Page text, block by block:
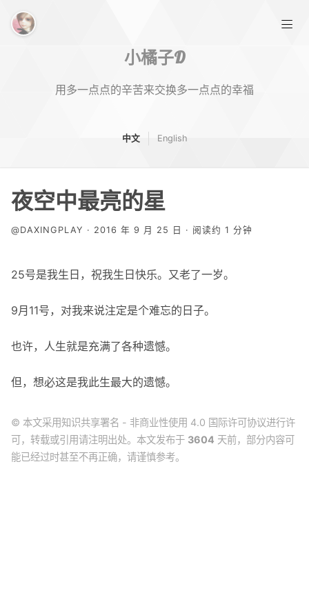
小橘子D
用多一点点的辛苦来交换多一点点的幸福
标签
中文 English
夜空中最亮的星
@DAXINGPLAY · 2016 年 9 月 25 日 · 阅读约 1 分钟
25号是我生日，祝我生日快乐。又老了一岁。
9月11号，对我来说注定是个难忘的日子。
也许，人生就是充满了各种遗憾。
但，想必这是我此生最大的遗憾。
© 本文采用知识共享署名 - 非商业性使用 4.0 国际许可协议进行许
可，转载或引用请注明出处。本文发布于 3604 天前，部分内容可
能已经过时甚至不再正确，请谨慎参考。